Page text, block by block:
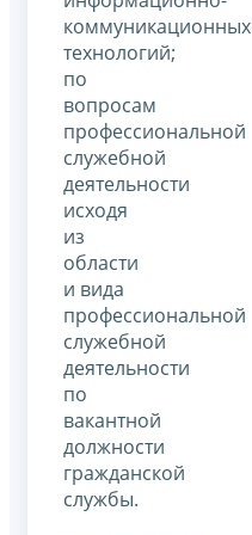
коммуникационных
технологий;
по
вопросам
профессиональной
служебной
деятельности
исходя
из
области
и вида
профессиональной
служебной
деятельности
по
вакантной
должности
гражданской
службы.